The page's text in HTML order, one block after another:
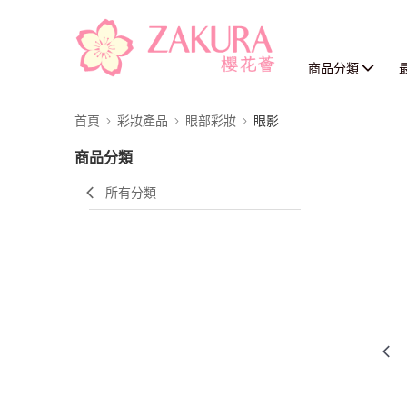
商品分類
首頁 彩妝產品 眼部彩妝 眼影
商品分類
所有分類